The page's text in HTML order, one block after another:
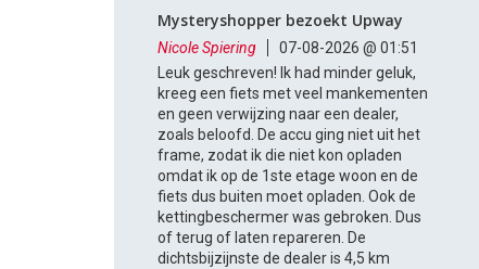
Mysteryshopper bezoekt Upway
Nicole Spiering
07-08-2026 @ 01:51
Leuk geschreven! Ik had minder geluk,
kreeg een fiets met veel mankementen
en geen verwijzing naar een dealer,
zoals beloofd. De accu ging niet uit het
frame, zodat ik die niet kon opladen
omdat ik op de 1ste etage woon en de
fiets dus buiten moet opladen. Ook de
kettingbeschermer was gebroken. Dus
of terug of laten repareren. De
dichtsbijzijnste de dealer is 4,5 km